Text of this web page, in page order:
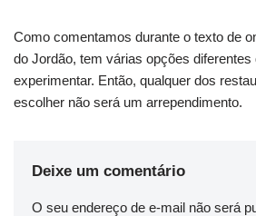
Como comentamos durante o texto de
do Jordão, tem várias opções
experimentar. Então, qualquer dos
escolher não será um arrependimento.
Deixe um comentário
O seu endereço de e-mail não será